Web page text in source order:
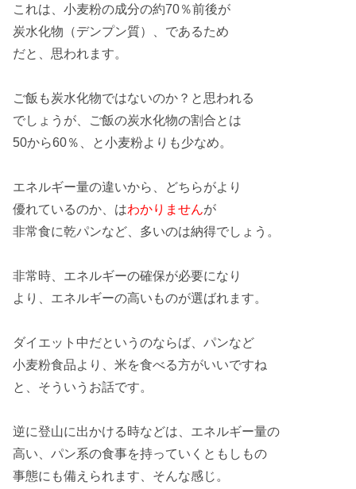
これは、小麦粉の成分の約70％前後が
炭水化物 （デンプン質）、であるため
だと、思われます。
ご飯も炭水化物ではないのか？と思われる
でしょうが、ご飯の炭水化物の割合とは
50から60％
、と小麦粉よりも少なめ。
エネルギー量の違いから、どちらがより
優れているのか、はわかりませんが
非常食に乾パンなど、多いのは納得でしょう。
非常時 、エネルギーの確保が必要になり
より、エネルギーの高いものが選ばれます。
ダイエット中だというのならば、パンなど
小麦粉食品より、 米を食べる方がいいですね
と、そういうお話です。
逆に登山に出かける時などは、エネルギー量の
高い、 パン系の食事を持っていくともしもの
事態にも備えられます 、そんな感じ。